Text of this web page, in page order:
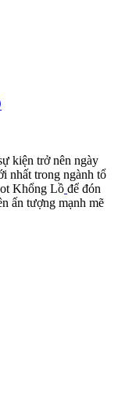
kiện trở nên ngày
nhất trong ngành tổ
Khổng Lồ để đón
ấn tượng mạnh mẽ